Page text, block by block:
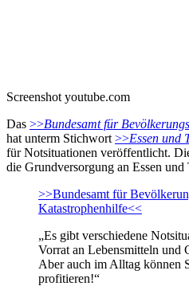
Screenshot youtube.com
Das >>Bundesamt für
hat unterm Stichwort >>Essen und
für Notsituationen veröffentlicht.
die Grundversorgung an Essen und
>>Bundesamt für
Katastrophenhilfe<<
„Es gibt verschiedene
Vorrat an Lebensmitteln und
Aber auch im Alltag können
profitieren!“